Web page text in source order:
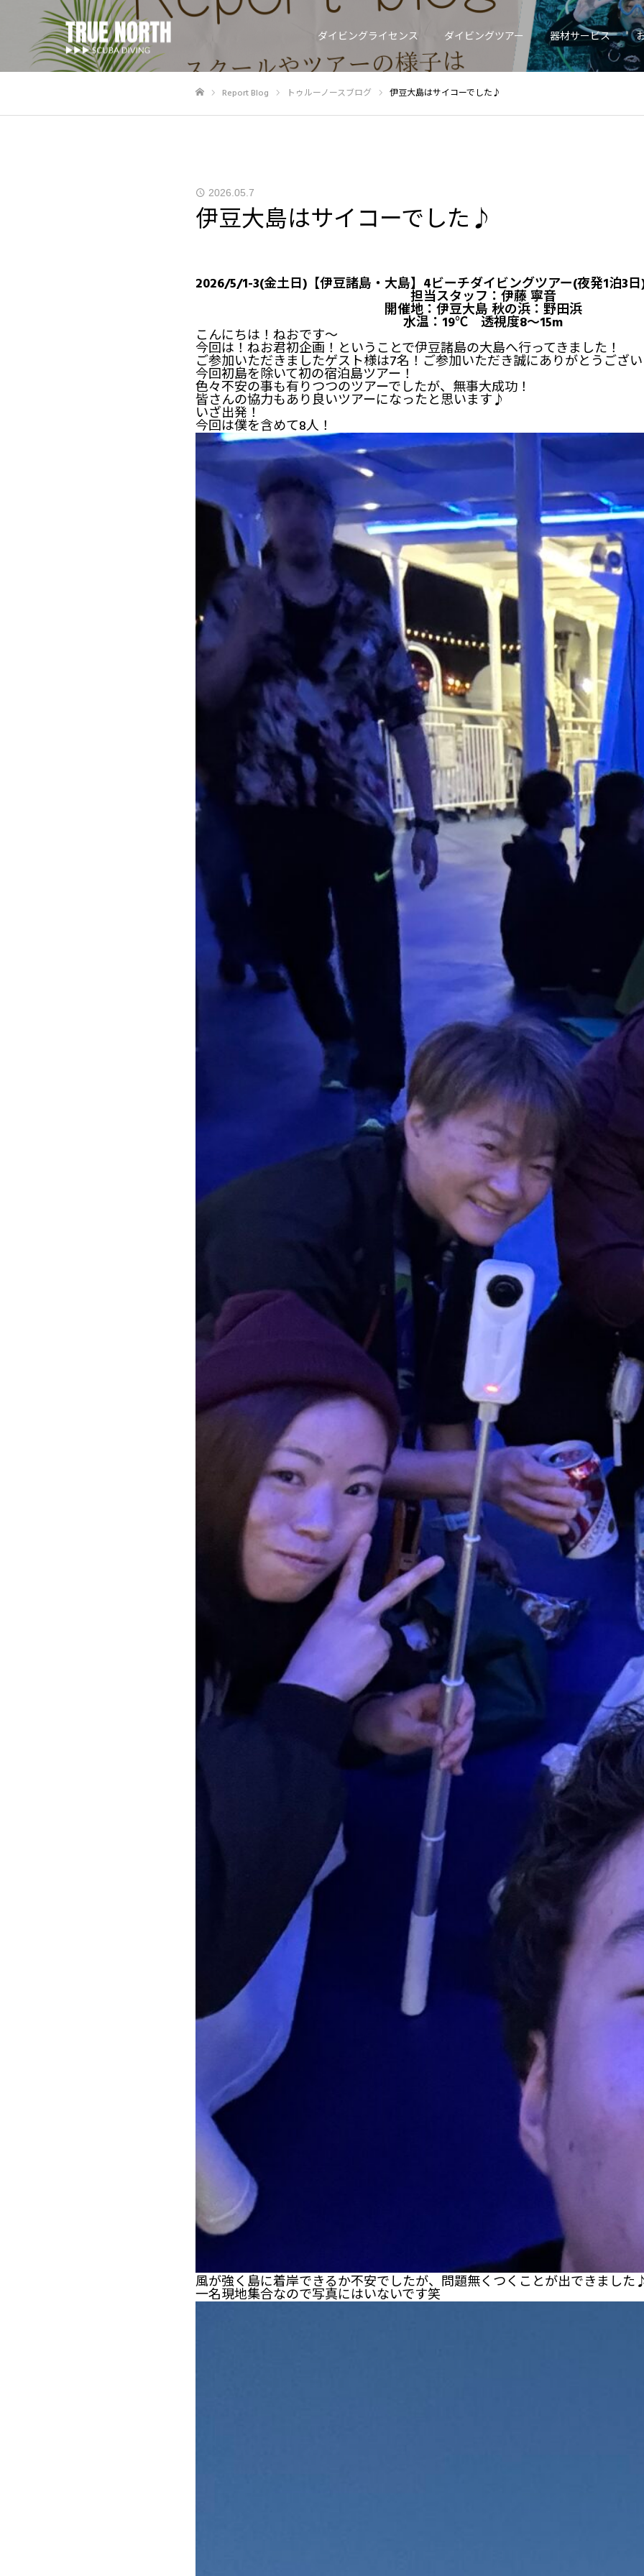
ダイビングライセンス ダイビングツアー 器材サービス
Report Blog トゥルーノースブログ 伊豆大島はサイコーでした♪
2026.05.7
伊豆大島はサイコーでした♪
2026/5/1-3(金土日)【伊豆諸島・大島】4ビーチダイビングツアー(夜発1泊3
担当スタッフ：伊藤 寧音
開催地：伊豆大島 秋の浜：野田浜
水温：19℃ 透視度8～15m
こんにちは！ねおです～
今回は！ねお君初企画！ということで伊豆諸島の大島へ行ってきました！
ご参加いただきましたゲスト様は7名！ご参加いただき誠にありがとうござ
今回初島を除いて初の宿泊島ツアー！
色々不安の事も有りつつのツアーでしたが、無事大成功！
皆さんの協力もあり良いツアーになったと思います♪
いざ出発！
今回は僕を含めて8人！
風が強く島に着岸できるか不安でしたが、問題無くつくことが出できまし
一名現地集合なので写真にはいないです笑